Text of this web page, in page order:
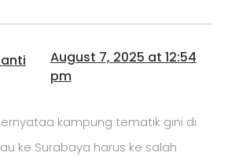
August 7, 2025 at 12:54
pm
kampung tematik gini di
ke Surabaya harus ke salah